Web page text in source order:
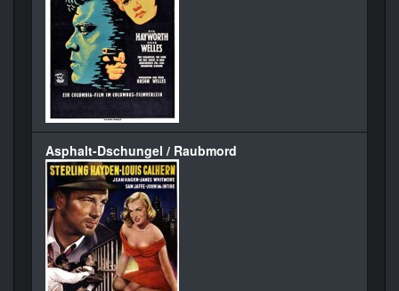
Asphalt-Dschungel / Raubmord